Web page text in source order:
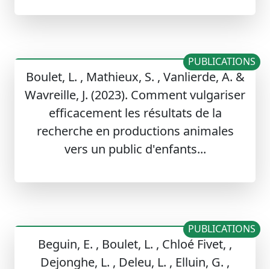
Boulet, L. , Mathieux, S. , Vanlierde, A. &
Wavreille, J. (2023). Comment vulgariser
efficacement les résultats de la
recherche en productions animales
vers un public d'enfants...
PUBLICATIONS
Beguin, E. , Boulet, L. , Chloé Fivet, ,
Dejonghe, L. , Deleu, L. , Elluin, G. ,
PUBLICATIONS